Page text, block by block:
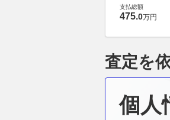
支払総額
475.0万円
査定を
個人